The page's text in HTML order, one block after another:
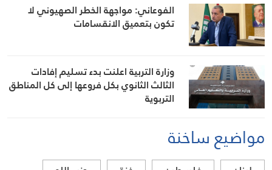
الفوعاني: مواجهة الخطر الصهيوني لا
تكون بتعميق الانقسامات
وزارة التربية اعلنت بدء تسليم إفادات
الثالث الثانوي بكل فروعها إلى كل المناطق
التربوية
مواضيع ساخنة